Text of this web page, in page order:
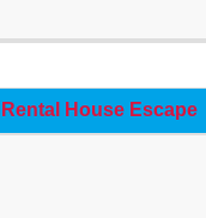
Rental House Escape